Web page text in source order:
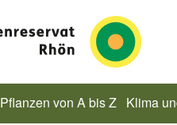
Pflanzen von A bis Z Klima